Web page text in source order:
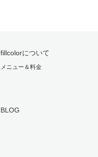
fillcolorについて
メニュー＆料金
BLOG